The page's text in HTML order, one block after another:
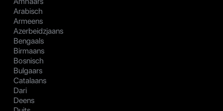
Arabisch
Armeens
Azerbeidzjaans
Bengaals
Birmaans
Bosnisch
Bulgaars
Catalaans
Dari
Deens